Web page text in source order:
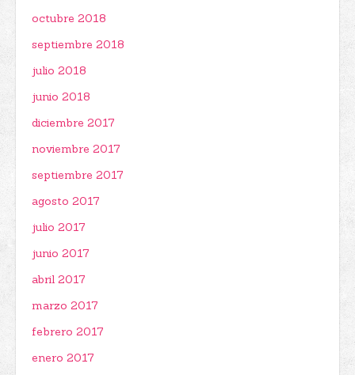
octubre 2018
septiembre 2018
julio 2018
junio 2018
diciembre 2017
noviembre 2017
septiembre 2017
agosto 2017
julio 2017
junio 2017
abril 2017
marzo 2017
febrero 2017
enero 2017